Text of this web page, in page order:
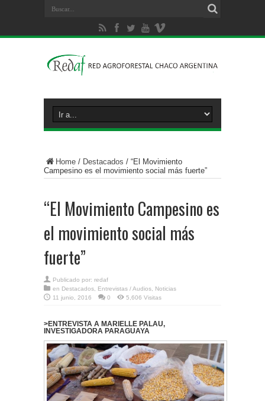
Home / Destacados / “El Movimiento
Campesino es el movimiento social más fuerte”
“El Movimiento Campesino es
el movimiento social más
fuerte”
Publicado por: redaf
en Destacados Entrevistas / Audios
Noticias
11 junio, 2016
0 5,606 Visitas
>ENTREVISTA A MARIELLE PALAU,
INVESTIGADORA PARAGUAYA